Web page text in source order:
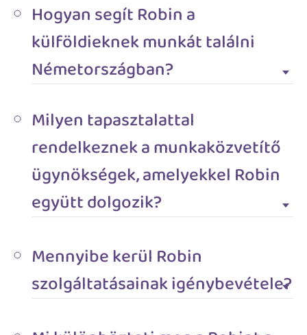
Hogyan segít Robin a
külföldieknek munkát találni
Németországban?
Milyen tapasztalattal
rendelkeznek a munkaközvetítő
ügynökségek, amelyekkel Robin
együtt dolgozik?
Mennyibe kerül Robin
szolgáltatásainak igénybevétele?